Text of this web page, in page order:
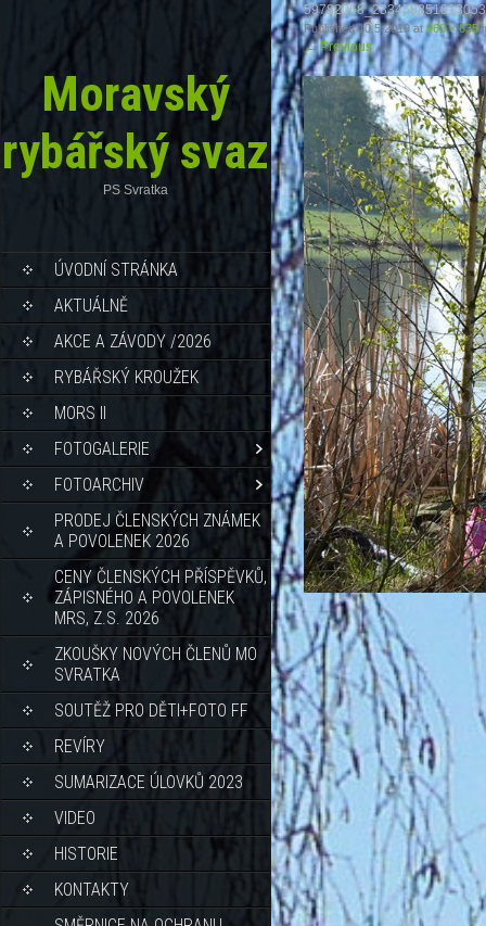
Moravský
rybářský svaz
PS Svratka
ÚVODNÍ STRÁNKA
AKTUÁLNĚ
AKCE A ZÁVODY /2026
RYBÁŘSKÝ KROUŽEK
MORS II
FOTOGALERIE
FOTOARCHIV
PRODEJ ČLENSKÝCH ZNÁMEK
A POVOLENEK 2026
CENY ČLENSKÝCH PŘÍSPĚVKŮ,
ZÁPISNÉHO A POVOLENEK
MRS, Z.S. 2026
ZKOUŠKY NOVÝCH ČLENŮ MO
SVRATKA
SOUTĚŽ PRO DĚTI+FOTO FF
REVÍRY
SUMARIZACE ÚLOVKŮ 2023
VIDEO
HISTORIE
KONTAKTY
Published10.5.2019at960 × 635
←Previous